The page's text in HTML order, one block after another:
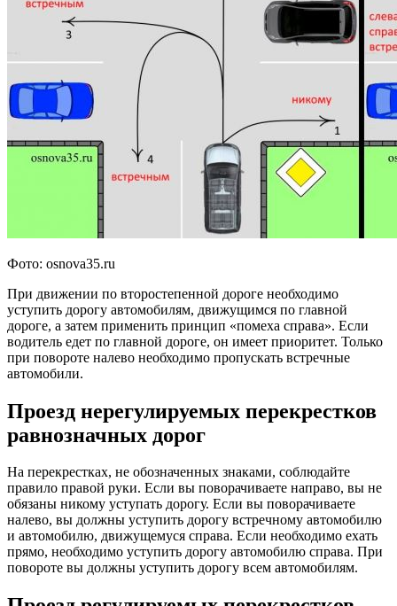
Фото: osnova35.ru
При движении по второстепенной дороге необходимо
уступить дорогу автомобилям, движущимся по главной
дороге, а затем применить принцип «помеха справа». Если
водитель едет по главной дороге, он имеет приоритет. Только
при повороте налево необходимо пропускать встречные
автомобили.
Проезд нерегулируемых перекрестков
равнозначных дорог
На перекрестках, не обозначенных знаками, соблюдайте
правило правой руки. Если вы поворачиваете направо, вы не
обязаны никому уступать дорогу. Если вы поворачиваете
налево, вы должны уступить дорогу встречному автомобилю
и автомобилю, движущемуся справа. Если необходимо ехать
прямо, необходимо уступить дорогу автомобилю справа. При
повороте вы должны уступить дорогу всем автомобилям.